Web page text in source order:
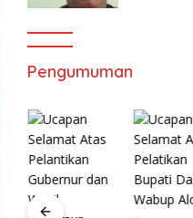
Pengumuman